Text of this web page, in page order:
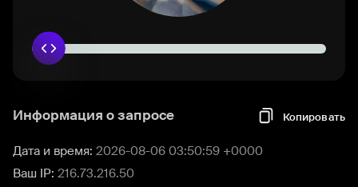
Информация о запросе Копировать
Дата и время: 2026-08-06 03:50:59 +0000
Ваш IP: 216.73.216.50